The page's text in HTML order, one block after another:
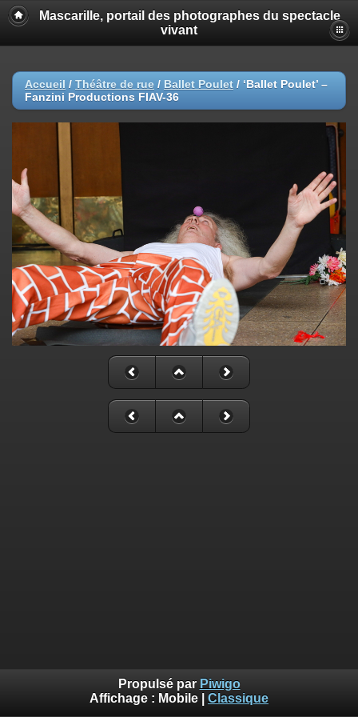
Mascarille, portail des photographes du spectacle
vivant
Accueil / Théâtre de rue / Ballet Poulet / ‘Ballet Poulet’ –
Fanzini Productions FIAV-36
Propulsé par Piwigo
Affichage : Mobile Classique